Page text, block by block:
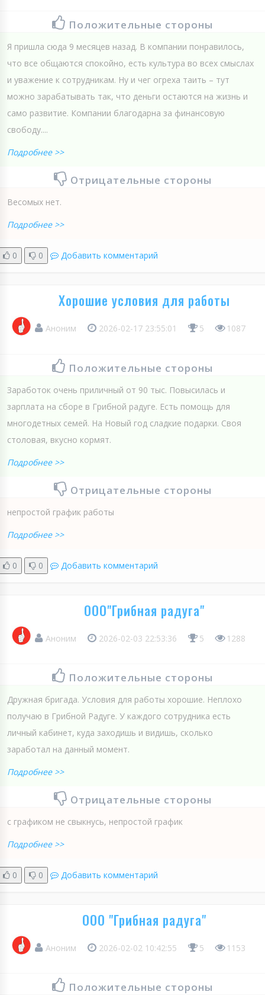
Положительные стороны
Я пришла сюда 9 месяцев назад. В компании понравилось,
что все общаются спокойно, есть культура во всех смыслах
и уважение к сотрудникам. Ну и чег огреха таить – тут
можно зарабатывать так, что деньги остаются на жизнь и
само развитие. Компании благодарна за финансовую
свободу....
Подробнее >>
Отрицательные стороны
Весомых нет.
Подробнее >>
0 0 Добавить комментарий
Хорошие условия для работы
Аноним 2026-02-17 23:55:01 5 1087
Положительные стороны
Заработок очень приличный от 90 тыс. Повысилась и
зарплата на сборе в Грибной радуге. Есть помощь для
многодетных семей. На Новый год сладкие подарки. Своя
столовая, вкусно кормят.
Подробнее >>
Отрицательные стороны
непростой график работы
Подробнее >>
0 0 Добавить комментарий
ООО"Грибная радуга"
Аноним 2026-02-03 22:53:36 5 1288
Положительные стороны
Дружная бригада. Условия для работы хорошие. Неплохо
получаю в Грибной Радуге. У каждого сотрудника есть
личный кабинет, куда заходишь и видишь, сколько
заработал на данный момент.
Подробнее >>
Отрицательные стороны
с графиком не свыкнусь, непростой график
Подробнее >>
0 0 Добавить комментарий
ООО "Грибная радуга"
Аноним 2026-02-02 10:42:55 5 1153
Положительные стороны